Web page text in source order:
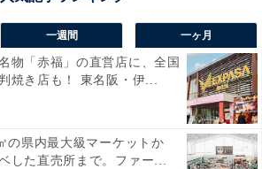
一週間 一ヶ月
物「赤福」の直営店に、全国
焼き店も！ 東名阪・伊...
の県内最大級マーケットか
した直売所まで。ファー...